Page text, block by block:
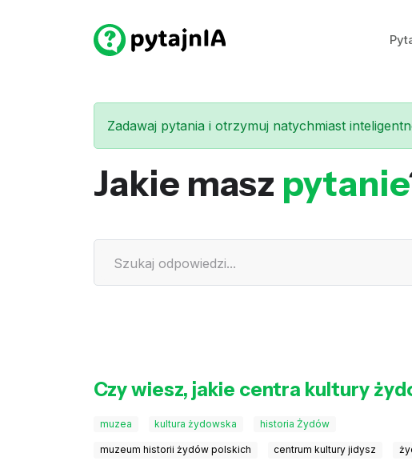
Zadawaj pytania i otrzymuj natychmiast
Jakie masz pytanie
Czy wiesz, jakie centra kultury
muzea kultura żydowska historia Żydów
muzeum historii żydów polskich centrum kultury jidysz